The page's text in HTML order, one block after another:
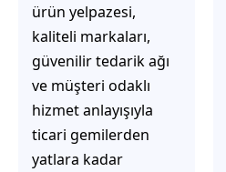
içtenlikle teşekkür
ediyorum. Birlikte
çalışmaktan büyük
memnuniyet duyuyor,
başarılarla dolu uzun
yıllar boyunca aynı
dayanışma ve güven